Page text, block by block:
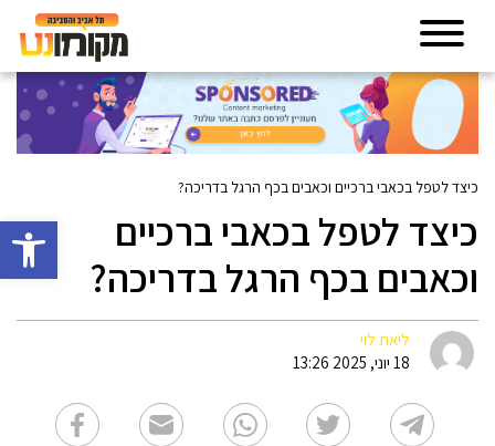
פתח
כיצד לטפל בכאבי ברכיים וכאבים בכף הרגל בדריכה?
כיצד לטפל בכאבי ברכיים
וכאבים בכף הרגל בדריכה?
ליאת לוי
18 יוני, 2025 13:26